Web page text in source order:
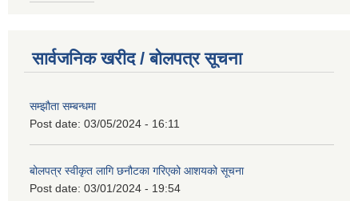
सार्वजनिक खरीद / बोलपत्र सूचना
सम्झौता सम्बन्धमा
Post date: 03/05/2024 - 16:11
बोलपत्र स्वीकृत लागि छनौटका गरिएको आशयको सूचना
Post date: 03/01/2024 - 19:54